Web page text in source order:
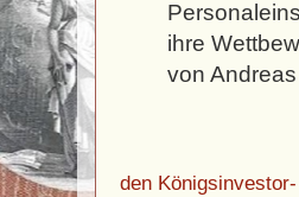
ihre
von
den